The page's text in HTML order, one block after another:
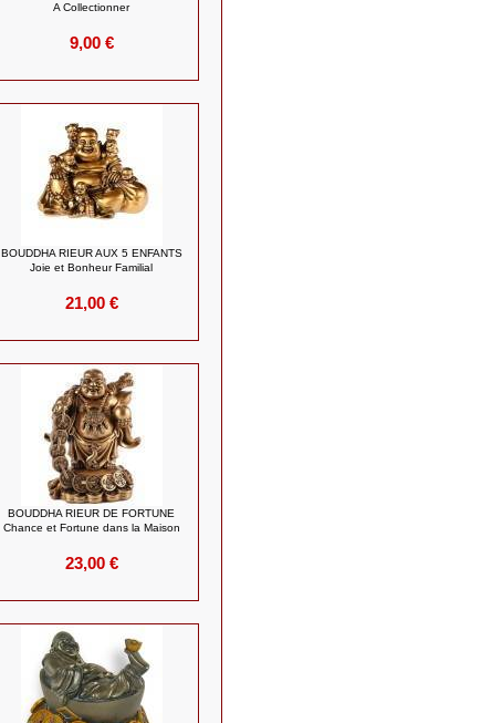
A Collectionner
9,00 €
BOUDDHA RIEUR AUX 5 ENFANTS
Joie et Bonheur Familial
21,00 €
BOUDDHA RIEUR DE FORTUNE
Chance et Fortune dans la Maison
23,00 €